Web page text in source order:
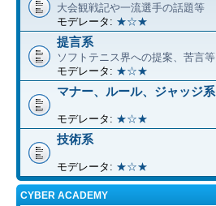
大会観戦記や一流選手の話題等
モデレータ: ★☆★
提言系
ソフトテニス界への提案、苦言等
モデレータ: ★☆★
マナー、ルール、ジャッジ系
モデレータ: ★☆★
技術系
モデレータ: ★☆★
CYBER ACADEMY